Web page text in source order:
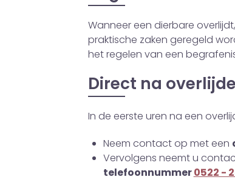
Wanneer een dierbare
praktische zaken geregeld
het regelen van een
Direct na
In de eerste uren na een
Neem contact op met een
Vervolgens neemt u
telefoonnummer0522 -